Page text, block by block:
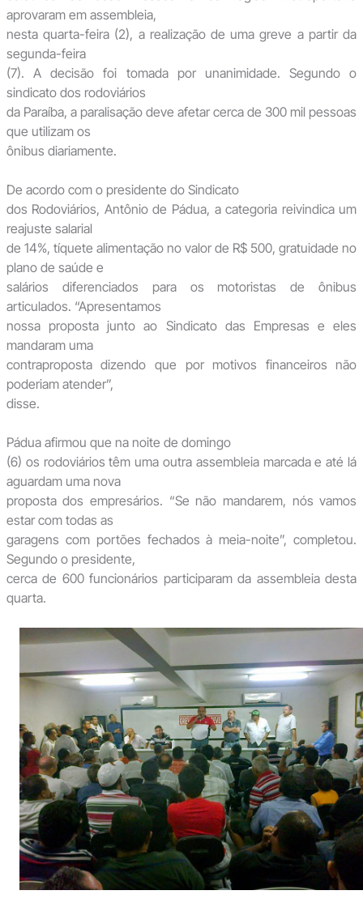
aprovaram em assembleia,
nesta quarta-feira (2), a realização de uma greve a partir da
segunda-feira
(7). A decisão foi tomada por unanimidade. Segundo o
sindicato dos rodoviários
da Paraíba, a paralisação deve afetar cerca de 300 mil pessoas
que utilizam os
ônibus diariamente.
De acordo com o presidente do Sindicato
dos Rodoviários, Antônio de Pádua, a categoria reivindica um
reajuste salarial
de 14%, tíquete alimentação no valor de R$ 500, gratuidade no
plano de saúde e
salários diferenciados para os motoristas de ônibus
articulados. “Apresentamos
nossa proposta junto ao Sindicato das Empresas e eles
mandaram uma
contraproposta dizendo que por motivos financeiros não
poderiam atender”,
disse.
Pádua afirmou que na noite de domingo
(6) os rodoviários têm uma outra assembleia marcada e até lá
aguardam uma nova
proposta dos empresários. “Se não mandarem, nós vamos
estar com todas as
garagens com portões fechados à meia-noite”, completou.
Segundo o presidente,
cerca de 600 funcionários participaram da assembleia desta
quarta.